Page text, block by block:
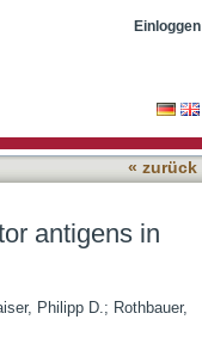
chromobodies
Einloggen
« zurück
antigens in
Philipp D.; Rothbauer,